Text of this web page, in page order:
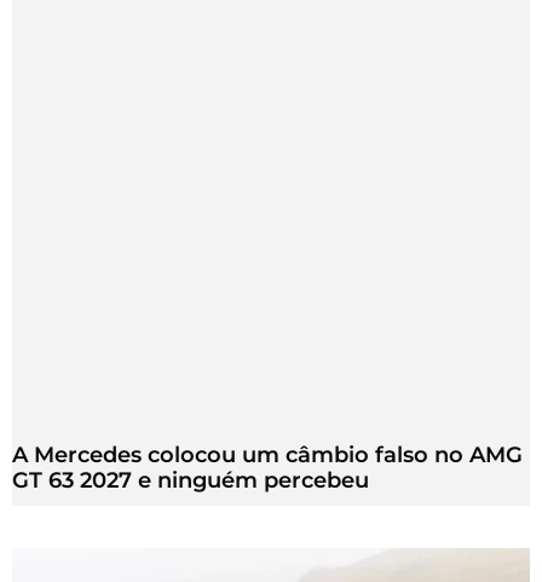
A Mercedes colocou um câmbio falso no AMG
GT 63 2027 e ninguém percebeu